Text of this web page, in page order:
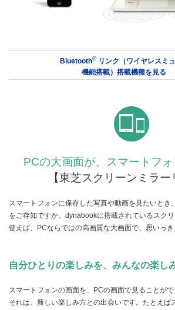
Bluetooth®リンク（ワイヤレスミ
機能搭載）搭載機種を見る
PCの大画面が、スマートフォ
【東芝スクリーンミラー
スマートフォンに保存した写真や動画を見たいとき
をご存知ですか。dynabookに搭載されているスク
使えば、PCならではの高画質な大画面で、思いっき
自分ひとりの楽しみを、みんなの楽し
スマートフォンの画面を、PCの画面で見ることがで
それは、新しい楽しみ方との出会いです。たとえば